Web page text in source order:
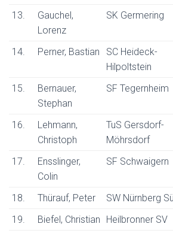
13.
Gauchel,
Lorenz
SK Germering
14. Perner, Bastian
SC Heideck-
Hilpoltstein
15.
Bernauer,
Stephan
SF Tegernheim
16.
Lehmann,
Christoph
TuS Gersdorf-
Möhrsdorf
17.
Ensslinger,
Colin
SF Schwaigern
18. Thürauf, Peter SW Nürnberg
19.
Biefel, Christian Heilbronner SV